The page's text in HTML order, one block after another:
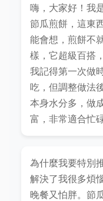
嗨，大家好！我
節瓜煎餅，這東
能會想，煎餅不
樣，它超級百搭
我記得第一次做
吃，但調整做法
本身水分多，做
富，非常適合忙
為什麼我要特別
解決了我很多煩
晚餐又怕胖。節